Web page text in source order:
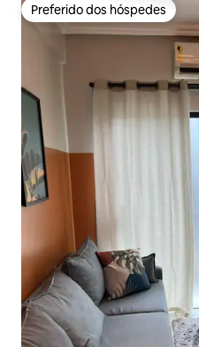
Preferido dos hóspedes
Preferido dos hóspedes